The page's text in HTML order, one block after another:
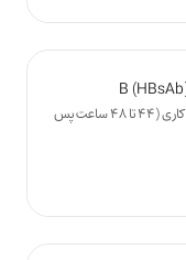
حداکثر زمان جوابدهی: 1 تا 2 روز کاری (44 تا 48 ساعت پس